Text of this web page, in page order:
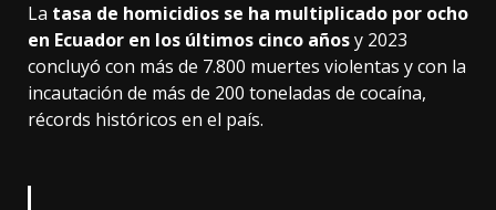
La tasa de homicidios se ha multiplicado por ocho
en Ecuador en los últimos cinco añosy 2023
concluyó con más de 7.800 muertes violentas y con la
incautación de más de 200 toneladas de cocaína,
récords históricos en el país.